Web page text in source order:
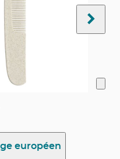
européen